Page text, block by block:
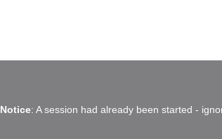
Notice: A session had already been started -